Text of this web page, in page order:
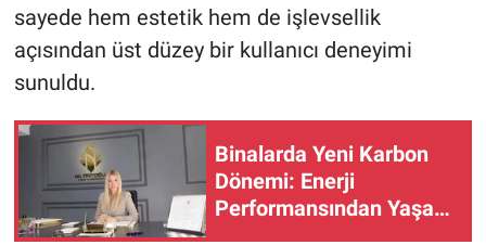
sayede hem estetik hem de işlevsellik
açısından üst düzey bir kullanıcı deneyimi
sunuldu.
Binalarda Yeni Karbon
Dönemi: Enerji
Performansından Yaşam